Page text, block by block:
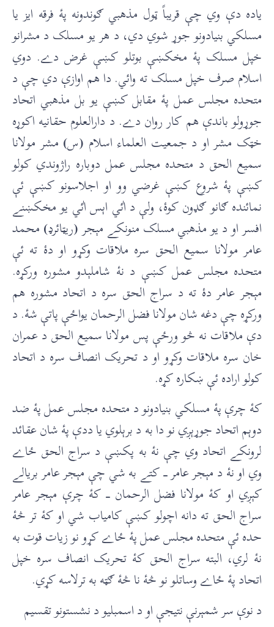
ياده دې وي چې قريباً ټول مذهبي ګوندونه پۀ فرقه ايز يا
مسلکي بنيادونو جوړ شوي دي، د هر يو مسلک د مشرانو
خپل مسلک پۀ مخکښې بوتلو کښې غرض دے. دوي
اسلام صرف خپل مسلک ته وائي. دا هم اوازې دي چې د
متحده مجلس عمل پۀ مقابل کښې يو بل مذهبي اتحاد
جوړولو باندې هم کار روان دے. د دارالعلوم حقانيه اکوړه
خټک مشر او د جمعيت العلماء اسلام (س)مشر مولانا
سميع الحق د متحده مجلس عمل دوباره راژوندي کولو
کښې پۀ شروع کښې غرضي وو او اجلاسونو کښې ئې
نمائنده ګانو ګډون کوۀ، ولې د اٰئي اېس اٰئي يو مخکښنے
افسر او د يو مذهبي مسلک منونکے مېجر(ريټائرډ)محمد
عامر مولانا سميع الحق سره ملاقات وکړو او دۀ ته ئې
متحده مجلس عمل کښې د نۀ شاملېدو مشوره ورکړه.
مېجر عامر دۀ ته د سراج الحق سره د اتحاد مشوره هم
ورکړه چې دغه شان مولانا فضل الرحمان يواځې پاتې شۀ. د
دې ملاقات نه څو ورځې پس مولانا سميع الحق د عمران
خان سره ملاقات وکړو او د تحريک انصاف سره د اتحاد
کولو اراده ئې ښکاره کړه.
کۀ چرې پۀ مسلکي بنيادونو د متحده مجلس عمل پۀ ضد
دوېم اتحاد جوړېږي نو دا به د برېلوي يا ددې پۀ شان عقائد
لرونکے اتحاد وي چې نۀ به پکښې د سراج الحق ځاے
وي او نۀ د مېجر عامر ـــ کتے به شي چې مېجر عامر بريالے
کېږي او کۀ مولانا فضل الرحمان ـــ کۀ چرې مېجر عامر
سراج الحق ته دانه اچولو کښې کامياب شي او کۀ تر څۀ
حده ئې متحده مجلس عمل پۀ ځاے کړو نو زيات قوت به
نۀ لري، البته سراج الحق کۀ تحريک انصاف سره خپل
اتحاد پۀ ځاے وساتلو نو څۀ نا څۀ ګټه به ترلاسه کړي.
د نوې سر شمېرنې نتيجې او د اسمبلیو د نشستونو تقسيم